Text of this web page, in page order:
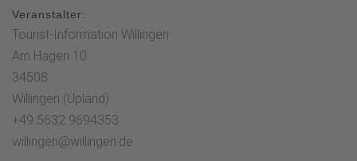
Veranstalter:
Tourist-Information Willingen
Am Hagen 10
34508
Willingen (Upland)
+49 5632 9694353
willingen@willingen.de